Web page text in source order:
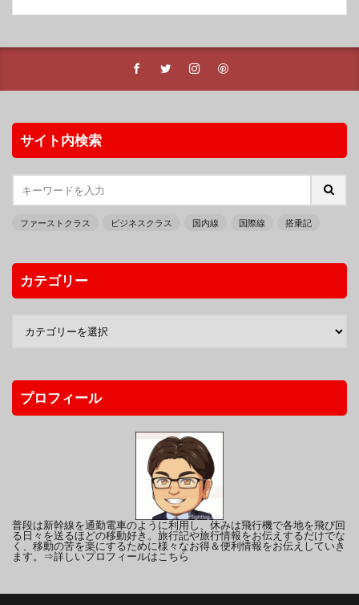
サイト内検索
ファーストクラス ビジネスクラス 国内線 国際線 搭乗記
カテゴリー
プロフィール
普段は新幹線を通勤電車のように利用し、休みは飛行機で各地を飛び回
る日々を送るほどの移動好き。旅行記や旅行情報をお伝えするだけでな
く、移動の苦を楽にするために様々なお得＆便利情報をお伝えしていき
ます。 ⇒詳しいプロフィールはこちら